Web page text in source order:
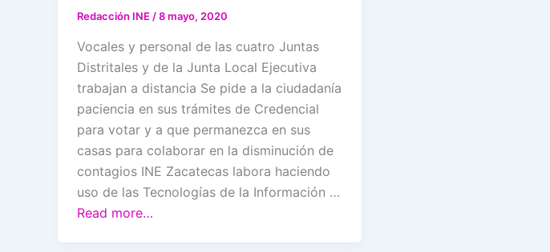
Redacción INE/8 mayo, 2020
Vocales y personal de las cuatro Juntas
Distritales y de la Junta Local Ejecutiva
trabajan a distancia Se pide a la ciudadanía
paciencia en sus trámites de Credencial
para votar y a que permanezca en sus
casas para colaborar en la disminución de
contagios INE Zacatecas labora haciendo
uso de las Tecnologías de la Información …
Read more…